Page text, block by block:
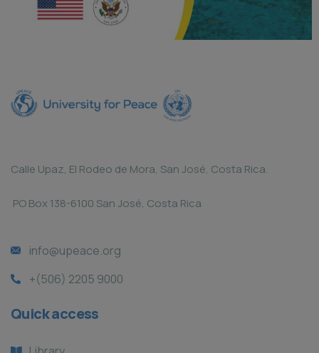
Calle Upaz, El Rodeo de Mora, San José, Costa Rica.
PO Box 138-6100 San José, Costa Rica
info@upeace.org
+(506) 2205 9000
Quick access